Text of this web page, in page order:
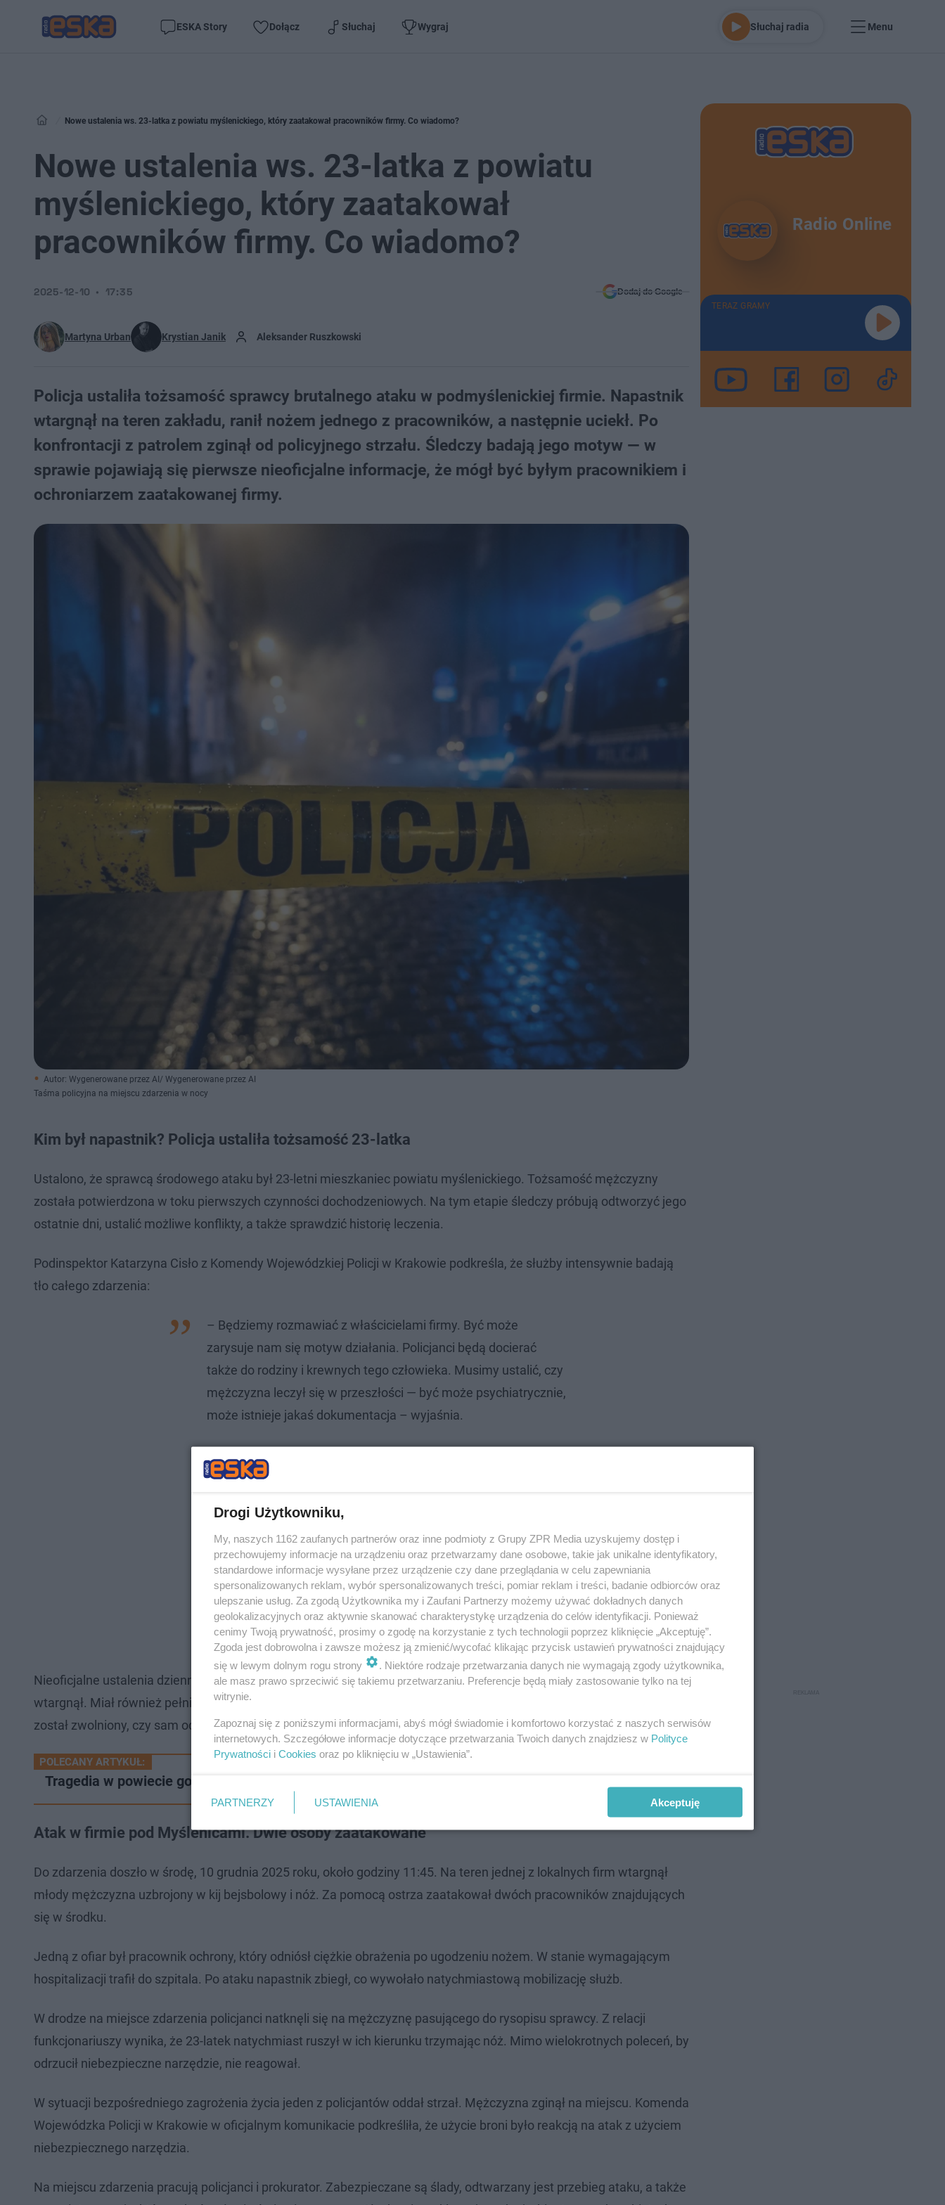
ESKA Story Dołącz Słuchaj Wygraj Słuchaj radia Menu
Nowe ustalenia ws. 23-latka z powiatu myślenickiego, który zaatakował pracowników firmy. Co wiadomo?
Nowe ustalenia ws. 23-latka z powiatu
myślenickiego, który zaatakował
pracowników firmy. Co wiadomo?
Martyna Urban Krystian Janik Aleksander Ruszkowski
2025-12-10 17:35 Dodaj do Google
Policja ustaliła tożsamość sprawcy brutalnego ataku w podmyślenickiej firmie. Napastnik
wtargnął na teren zakładu, ranił nożem jednego z pracowników, a następnie uciekł. Po
konfrontacji z patrolem zginął od policyjnego strzału. Śledczy badają jego motyw — w
sprawie pojawiają się pierwsze nieoficjalne informacje, że mógł być byłym pracownikiem i
ochroniarzem zaatakowanej firmy.
Autor: Wygenerowane przez AI/ Wygenerowane przez AI
Taśma policyjna na miejscu zdarzenia w nocy
Kim był napastnik? Policja ustaliła tożsamość 23-latka
Ustalono, że sprawcą środowego ataku był 23-letni mieszkaniec powiatu myślenickiego. Tożsamość mężczyzny
została potwierdzona w toku pierwszych czynności dochodzeniowych. Na tym etapie śledczy próbują odtworzyć jego
ostatnie dni, ustalić możliwe konflikty, a także sprawdzić historię leczenia.
Podinspektor Katarzyna Cisło z Komendy Wojewódzkiej Policji w Krakowie podkreśla, że służby intensywnie badają
tło całego zdarzenia:
– Będziemy rozmawiać z właścicielami firmy. Być może
zarysuje nam się motyw działania. Policjanci będą docierać
także do rodziny i krewnych tego człowieka. Musimy ustalić, czy
mężczyzna leczył się w przeszłości — być może psychiatrycznie,
może istnieje jakaś dokumentacja – wyjaśnia.
Nieoficjalne ustalenia dziennikarzy Radia ESKA wskazują, że 23-latek mógł być byłym pracownikiem firmy, do której
wtargnął. Miał również pełnić funkcję ochroniarza. Około miesiąc temu zakończył tam pracę, jednak nie wiadomo, czy
został zwolniony, czy sam odszedł. To jeden z tropów, który obecnie analizują śledczy.
POLECANY ARTYKUŁ:
Tragedia w powiecie gorlickim. Nie żyje 80-letnia kobieta. Została zastrzelona
Atak w firmie pod Myślenicami. Dwie osoby zaatakowane
Do zdarzenia doszło w środę, 10 grudnia 2025 roku, około godziny 11:45. Na teren jednej z lokalnych firm wtargnął
młody mężczyzna uzbrojony w kij bejsbolowy i nóż. Za pomocą ostrza zaatakował dwóch pracowników znajdujących
się w środku.
Jedną z ofiar był pracownik ochrony, który odniósł ciężkie obrażenia po ugodzeniu nożem. W stanie wymagającym
hospitalizacji trafił do szpitala. Po ataku napastnik zbiegł, co wywołało natychmiastową mobilizację służb.
W drodze na miejsce zdarzenia policjanci natknęli się na mężczyznę pasującego do rysopisu sprawcy. Z relacji
funkcjonariuszy wynika, że 23-latek natychmiast ruszył w ich kierunku trzymając nóż. Mimo wielokrotnych poleceń, by
odrzucił niebezpieczne narzędzie, nie reagował.
W sytuacji bezpośredniego zagrożenia życia jeden z policjantów oddał strzał. Mężczyzna zginął na miejscu. Komenda
Wojewódzka Policji w Krakowie w oficjalnym komunikacie podkreśliła, że użycie broni było reakcją na atak z użyciem
niebezpiecznego narzędzia.
Na miejscu zdarzenia pracują policjanci i prokurator. Zabezpieczane są ślady, odtwarzany jest przebieg ataku, a także
Radio Online
TERAZ GRAMY
Drogi Użytkowniku,
My, naszych 1162 zaufanych partnerów oraz inne podmioty z Grupy ZPR Media uzyskujemy dostęp i
przechowujemy informacje na urządzeniu oraz przetwarzamy dane osobowe, takie jak unikalne identyfikatory,
standardowe informacje wysyłane przez urządzenie czy dane przeglądania w celu zapewniania
spersonalizowanych reklam, wybór spersonalizowanych treści, pomiar reklam i treści, badanie odbiorców oraz
ulepszanie usług. Za zgodą Użytkownika my i Zaufani Partnerzy możemy używać dokładnych danych
geolokalizacyjnych oraz aktywnie skanować charakterystykę urządzenia do celów identyfikacji. Ponieważ
cenimy Twoją prywatność, prosimy o zgodę na korzystanie z tych technologii poprzez kliknięcie „Akceptuję”.
Zgoda jest dobrowolna i zawsze możesz ją zmienić/wycofać klikając przycisk ustawień prywatności znajdujący
się w lewym dolnym rogu strony
. Niektóre rodzaje przetwarzania danych nie wymagają zgody użytkownika,
ale masz prawo sprzeciwić się takiemu przetwarzaniu. Preferencje będą miały zastosowanie tylko na tej
witrynie.
Zapoznaj się z poniższymi informacjami, abyś mógł świadomie i komfortowo korzystać z naszych serwisów
internetowych. Szczegółowe informacje dotyczące przetwarzania Twoich danych znajdziesz w Polityce
Prywatności i Cookies oraz po kliknięciu w „Ustawienia”.
PARTNERZY USTAWIENIA Akceptuję